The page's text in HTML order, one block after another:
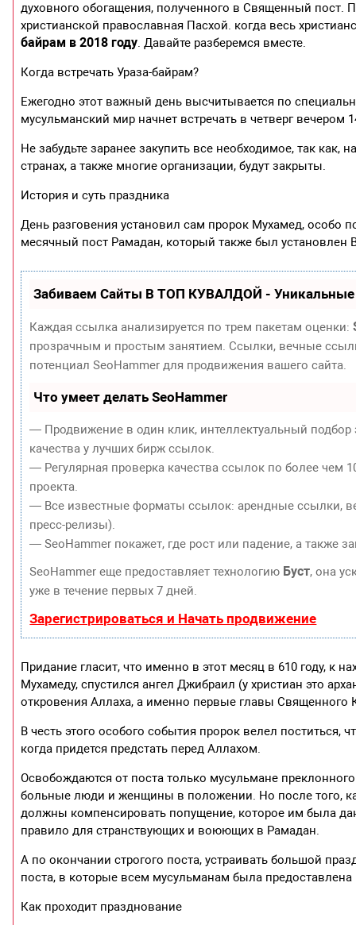
духовного обогащения, полученного в Священный
христианской православная Пасхой. когда весь
байрам в 2018 году. Давайте разберемся вместе.
Когда встречать Ураза-байрам?
Ежегодно этот важный день высчитывается по
мусульманский мир начнет встречать в четверг
Не забудьте заранее закупить все необходимое, так
странах, а также многие организации, будут закрыты.
История и суть праздника
День разговения установил сам пророк Мухамед,
месячный пост Рамадан, который также был
Забиваем Сайты В ТОП КУВАЛДОЙ - Уникальные
Каждая ссылка анализируется по трем пакетам оценки:
прозрачным и простым занятием. Ссылки, вечные
потенциал SeoHammer для продвижения вашего сайта.
Что умеет делать SeoHammer
— Продвижение в один клик, интеллектуальный
качества у лучших бирж ссылок.
— Регулярная проверка качества ссылок по более чем
проекта.
— Все известные форматы ссылок: арендные ссылки,
пресс-релизы).
— SeoHammer покажет, где рост или падение, а также
SeoHammer еще предоставляет технологию Буст, она
уже в течение первых 7 дней.
Зарегистрироваться и Начать продвижение
Придание гласит, что именно в этот месяц в 610 году, к
Мухамеду, спустился ангел Джибраил (у христиан это
откровения Аллаха, а именно первые главы Священного
В честь этого особого события пророк велел
когда придется предстать перед Аллахом.
Освобождаются от поста только мусульмане
больные люди и женщины в положении. Но после того,
должны компенсировать попущение, которое им была
правило для странствующих и воюющих в Рамадан.
А по окончании строгого поста, устраивать большой
поста, в которые всем мусульманам была
Как проходит празднование